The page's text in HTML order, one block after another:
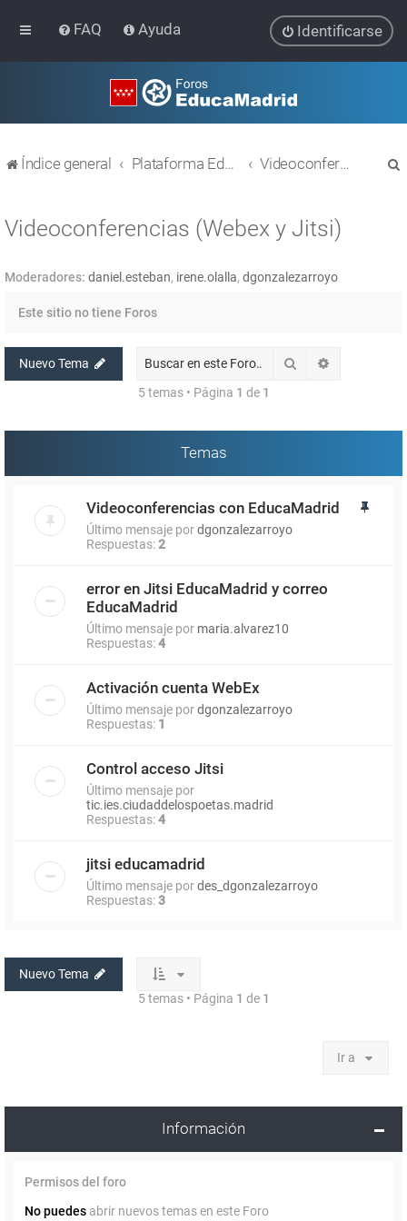
FAQ Ayuda Identificarse
Índice general Plataforma Educativa EducaMadrid Videoconferencias (Webex y Jitsi)
Videoconferencias (Webex y Jitsi)
Moderadores: daniel.esteban, irene.olalla, dgonzalezarroyo
Este sitio no tiene Foros
Nuevo Tema Buscar
5 temas • Página 1 de 1
Temas
Videoconferencias con EducaMadrid
Último mensaje pordgonzalezarroyo
Respuestas:2
error en Jitsi EducaMadrid y correo
EducaMadrid
Último mensaje por maria.alvarez10
Respuestas:4
Activación cuenta WebEx
Último mensaje pordgonzalezarroyo
Respuestas: 1
Control acceso Jitsi
Último mensaje por
tic.ies.ciudaddelospoetas.madrid
Respuestas:4
jitsi educamadrid
Último mensaje pordes_dgonzalezarroyo
Respuestas:3
Nuevo Tema
5 temas • Página 1 de 1
Ir a
Información
Permisos del foro
No puedes abrir nuevos temas en este Foro